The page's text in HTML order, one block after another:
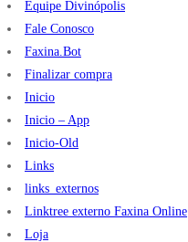
Equipe Divinópolis
Fale Conosco
Faxina.Bot
Finalizar compra
Inicio
Inicio – App
Inicio-Old
Links
links_externos
Linktree externo Faxina Online
Loja